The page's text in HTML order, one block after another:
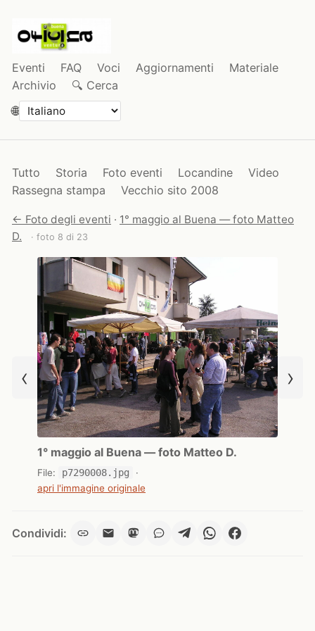
Eventi FAQ Voci Aggiornamenti
Materiale
Archivio
🔍 Cerca
🌐
Tutto Storia Foto eventi Locandine
Video
Rassegna stampa
Vecchio sito 2008
← Foto degli eventi · 1° maggio al Buena — foto Matteo
D.
· foto 8 di 23
‹
1° maggio al Buena — foto Matteo D.
File: p7290008.jpg
·
apri l'immagine originale
›
Condividi: